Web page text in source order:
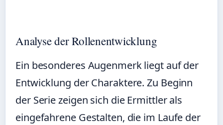
Analyse der Rollenentwicklung
Ein besonderes Augenmerk liegt auf der
Entwicklung der Charaktere. Zu Beginn
der Serie zeigen sich die Ermittler als
eingefahrene Gestalten, die im Laufe der